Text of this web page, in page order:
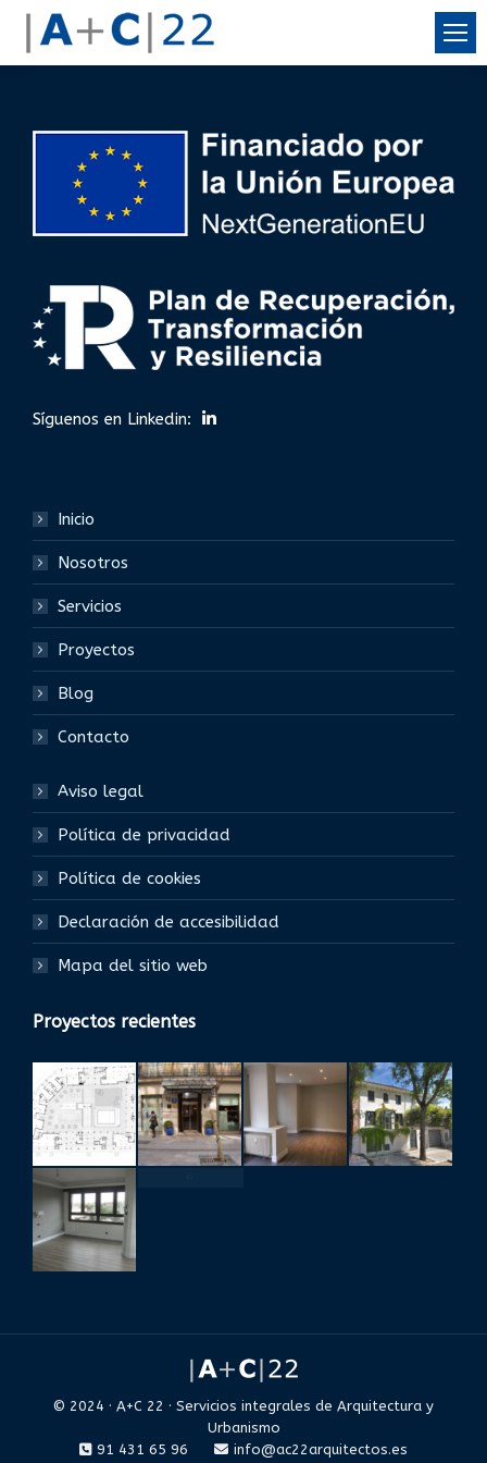
Síguenos en Linkedin:
Inicio
Nosotros
Servicios
Proyectos
Blog
Contacto
Aviso legal
Política de privacidad
Política de cookies
Declaración de accesibilidad
Mapa del sitio web
Proyectos recientes
© 2024 · A+C 22 · Servicios integrales de Arquitectura y
Urbanismo
91 431 65 96
info@ac22arquitectos.es